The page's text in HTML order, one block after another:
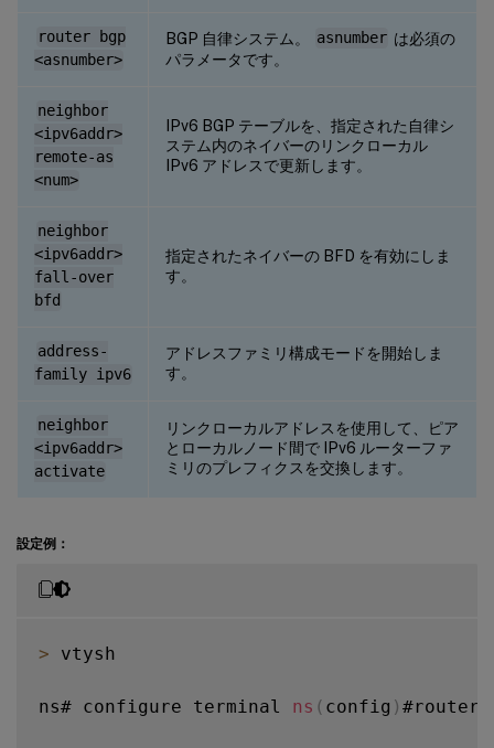
router bgp
<asnumber>
BGP 自律システム。 asnumber は必須の
パラメータです。
neighbor
<ipv6addr>
remote-as
<num>
IPv6 BGP テーブルを、指定された自律シ
ステム内のネイバーのリンクローカル
IPv6 アドレスで更新します。
neighbor
<ipv6addr>
fall-over
bfd
指定されたネイバーの BFD を有効にしま
す。
address-
family ipv6
アドレスファミリ構成モードを開始しま
す。
neighbor
<ipv6addr>
activate
リンクローカルアドレスを使用して、ピア
とローカルノード間で IPv6 ルーターファ
ミリのプレフィクスを交換します。
設定例：
> vtysh
ns# configure terminal ns ( config ) #router